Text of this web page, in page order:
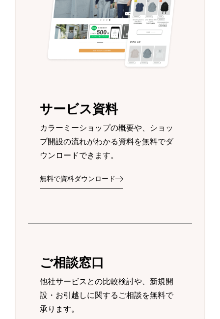
サービス資料
カラーミーショップの概要や、ショッ
プ開設の流れがわかる資料を無料でダ
ウンロードできます。
無料で資料ダウンロード
ご相談窓口
他社サービスとの比較検討や、新規開
設・お引越しに関するご相談を無料で
承ります。